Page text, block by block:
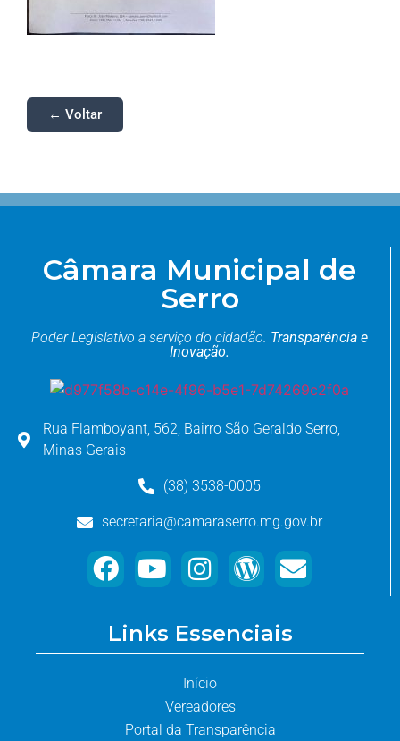
← Voltar
Câmara Municipal de
Serro
Poder Legislativo a serviço do cidadão. Transparência e
Inovação.
Rua Flamboyant, 562, Bairro São Geraldo Serro,
Minas Gerais
(38) 3538-0005
secretaria@camaraserro.mg.gov.br
Links Essenciais
Início
Vereadores
Portal da Transparência